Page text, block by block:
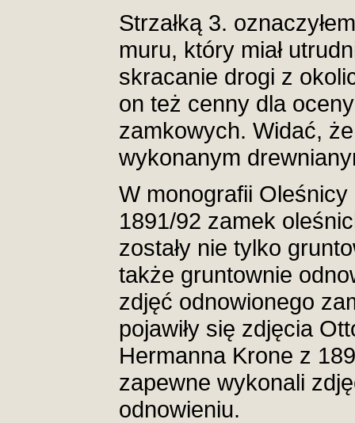
Strzałką 3.
muru, który miał
skracanie drogi z
on też cenny dla
zamkowych. Widać,
wykonanym
W monografii
1891/92 zamek
zostały nie tylko
także gruntownie
zdjęć odnowionego
pojawiły się zdjęcia
Hermanna Krone z
zapewne wykonali
odnowieniu.